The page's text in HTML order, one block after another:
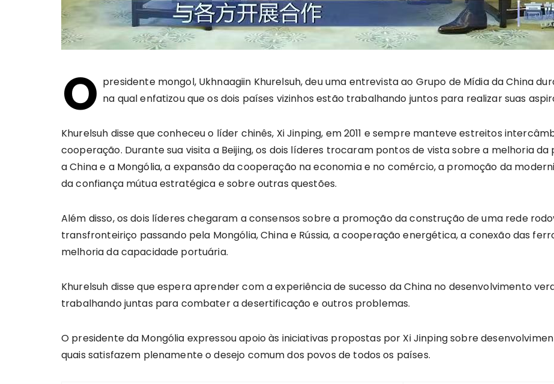
O presidente mongol, Ukhnaagiin Khurelsuh, deu uma entrevista ao Grupo de Mídia da China
na qual enfatizou que os dois países vizinhos estão trabalhando juntos para realizar suas
Khurelsuh disse que conheceu o líder chinês, Xi Jinping, em 2011 e sempre manteve estreitos
cooperação. Durante sua visita a Beijing, os dois líderes trocaram pontos de vista sobre a melhoria
a China e a Mongólia, a expansão da cooperação na economia e no comércio, a promoção da
da confiança mútua estratégica e sobre outras questões.
Além disso, os dois líderes chegaram a consensos sobre a promoção da construção de uma rede
transfronteiriço passando pela Mongólia, China e Rússia, a cooperação energética, a conexão das
melhoria da capacidade portuária.
Khurelsuh disse que espera aprender com a experiência de sucesso da China no desenvolvimento
trabalhando juntas para combater a desertificação e outros problemas.
O presidente da Mongólia expressou apoio às iniciativas propostas por Xi Jinping sobre
quais satisfazem plenamente o desejo comum dos povos de todos os países.